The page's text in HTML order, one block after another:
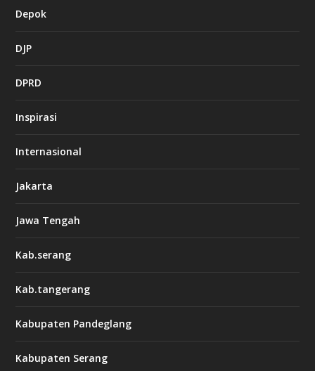
Depok
DJP
DPRD
Inspirasi
Internasional
Jakarta
Jawa Tengah
Kab.serang
Kab.tangerang
Kabupaten Pandeglang
Kabupaten Serang